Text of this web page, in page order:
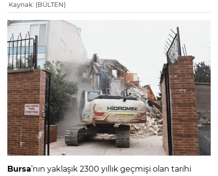
Kaynak: (BÜLTEN)
Bursa’nın yaklaşık 2300 yıllık geçmişi olan tarihi